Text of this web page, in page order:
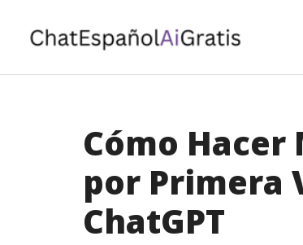
Cómo
por Primera
ChatGPT